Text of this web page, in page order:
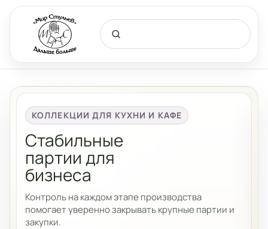
КОЛЛЕКЦИИ ДЛЯ КУХНИ И КАФЕ
Стабильные
партии для
бизнеса
Контроль на каждом этапе производства
помогает уверенно закрывать крупные партии и
закупки.